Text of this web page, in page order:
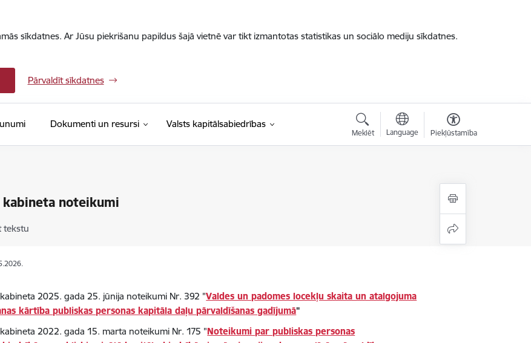
sīkdatnes. Ar Jūsu piekrišanu papildus šajā vietnē var tikt izmantotas statistikas un sociālo mediju sīkdatnes.
Pārvaldīt sīkdatnes
Dokumenti un resursi Valsts kapitālsabiedrības
Meklēt Language Piekļūstamība
noteikumi
tekstu
2025. gada 25. jūnija noteikumi Nr. 392 "Valdes un padomes locekļu skaita un atalgojuma
kārtība publiskas personas kapitāla daļu pārvaldīšanas gadījumā"
2022. gada 15. marta noteikumi Nr. 175 "Noteikumi par publiskas personas